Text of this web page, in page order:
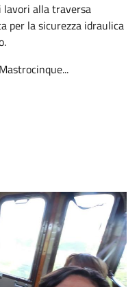
lavori alla traversa
per la sicurezza idraulica